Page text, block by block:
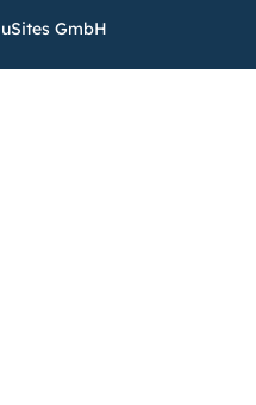
GmbH